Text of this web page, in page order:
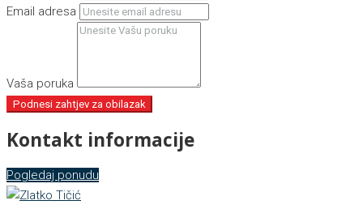
Email adresa
Vaša poruka
Podnesi zahtjev za obilazak
Kontakt informacije
Pogledaj ponudu